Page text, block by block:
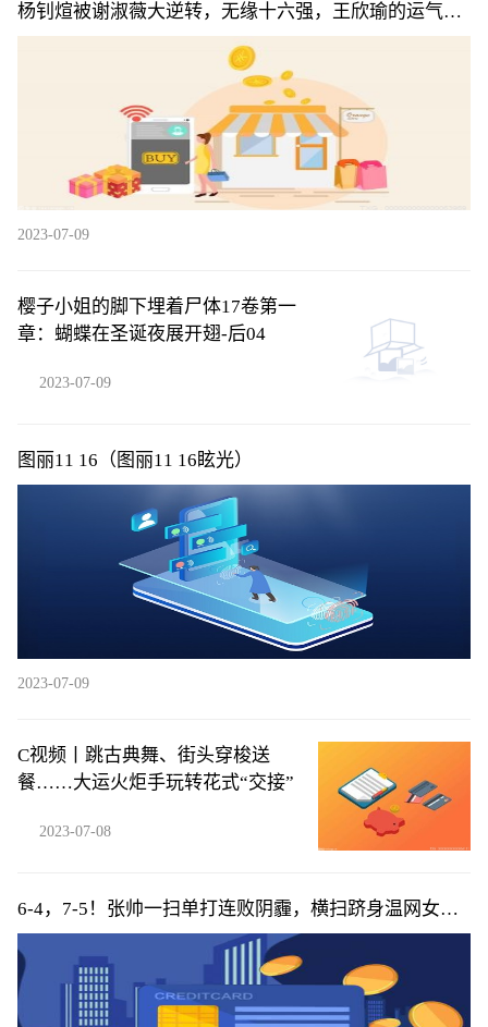
杨钊煊被谢淑薇大逆转，无缘十六强，王欣瑜的运气真
不错
2023-07-09
樱子小姐的脚下埋着尸体17卷第一
章：蝴蝶在圣诞夜展开翅-后04
2023-07-09
图丽11 16（图丽11 16眩光）
2023-07-09
C视频丨跳古典舞、街头穿梭送
餐……大运火炬手玩转花式“交接”
2023-07-08
6-4，7-5！张帅一扫单打连败阴霾，横扫跻身温网女双
16强